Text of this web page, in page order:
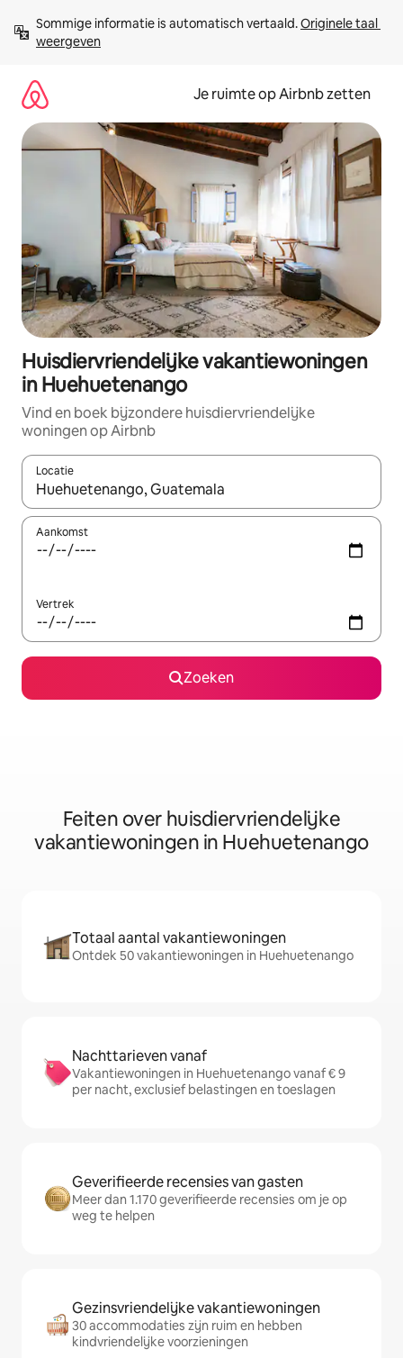
direct
naar
Sommige informatie is automatisch vertaald. Originele taal
weergeven
Je ruimte op Airbnb zetten
Huisdiervriendelijke vakantiewoningen
in Huehuetenango
Vind en boek bijzondere huisdiervriendelijke
woningen op Airbnb
Locatie
Wanneer er suggesties beschikbaar zijn, maak je een keuze
Aankomst
Vertrek
Zoeken
Feiten over huisdiervriendelijke
vakantiewoningen in Huehuetenango
Totaal aantal vakantiewoningen
Ontdek 50 vakantiewoningen in Huehuetenango
Nachttarieven vanaf
Vakantiewoningen in Huehuetenango vanaf € 9
per nacht, exclusief belastingen en toeslagen
Geverifieerde recensies van gasten
Meer dan 1.170 geverifieerde recensies om je op
weg te helpen
Gezinsvriendelijke vakantiewoningen
30 accommodaties zijn ruim en hebben
kindvriendelijke voorzieningen